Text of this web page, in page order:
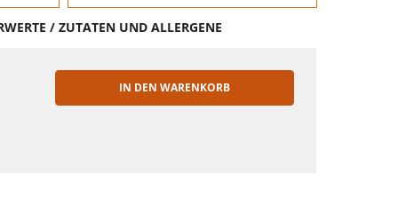
/ ZUTATEN UND ALLERGENE
IN DEN WARENKORB